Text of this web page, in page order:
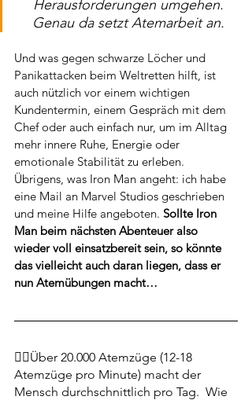
Herausforderungen umgehen.
Genau da setzt Atemarbeit an.
Und was gegen schwarze Löcher und
Panikattacken beim Weltretten hilft, ist
auch nützlich vor einem wichtigen
Kundentermin, einem Gespräch mit dem
Chef oder auch einfach nur, um im Alltag
mehr innere Ruhe, Energie oder
emotionale Stabilität zu erleben.
Übrigens, was Iron Man angeht: ich habe
eine Mail an Marvel Studios geschrieben
und meine Hilfe angeboten. Sollte Iron
Man beim nächsten Abenteuer also
wieder voll einsatzbereit sein, so könnte
das vielleicht auch daran liegen, dass er
nun Atemübungen macht…
👆🏻Über 20.000 Atemzüge (12-18
Atemzüge pro Minute) macht der
Mensch durchschnittlich pro Tag.  Wie